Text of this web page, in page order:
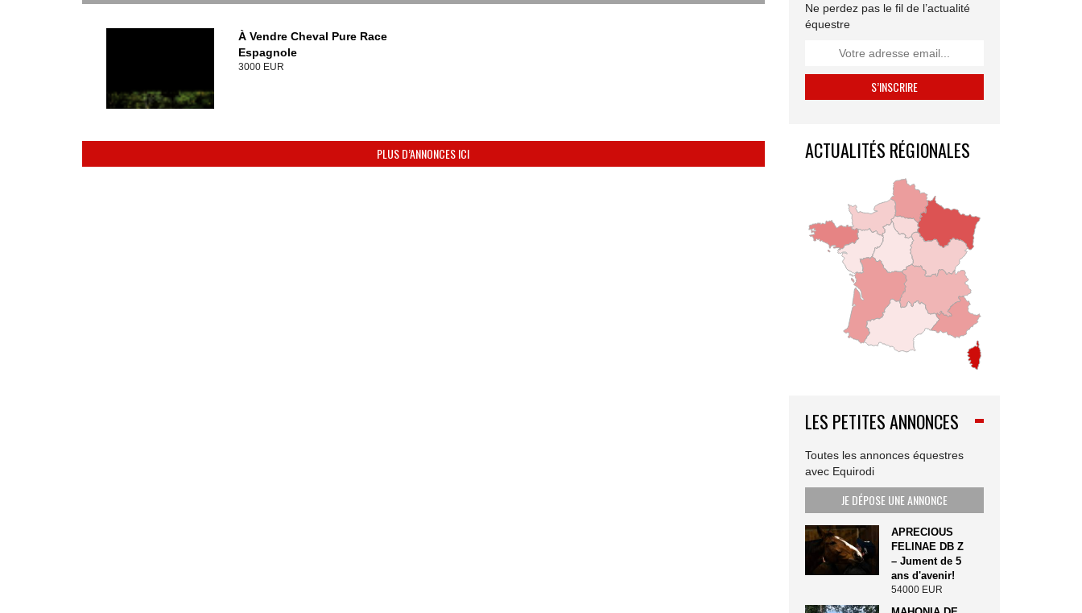
À Vendre Cheval Pure Race
Espagnole
3000 EUR
PLUS D’ANNONCES ICI
Ne perdez pas le fil de l’actualité
équestre
ACTUALITÉS RÉGIONALES
LES PETITES ANNONCES
Toutes les annonces équestres
avec Equirodi
JE DÉPOSE UNE ANNONCE
APRECIOUS
FELINAE DB Z
– Jument de 5
ans d'avenir!
54000 EUR